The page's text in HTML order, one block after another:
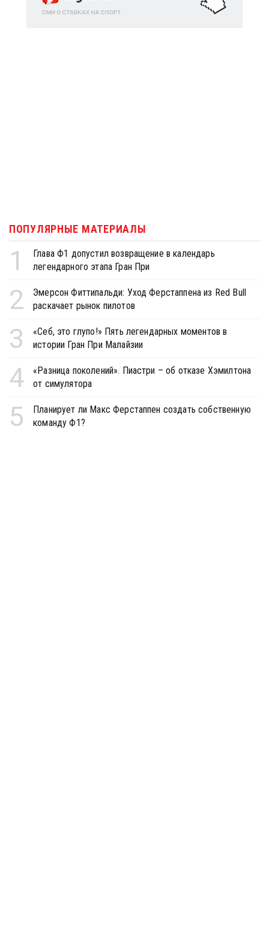
ПОПУЛЯРНЫЕ МАТЕРИАЛЫ
1
Глава Ф1 допустил возвращение в календарь
легендарного этапа Гран При
2
Эмерсон Фиттипальди: Уход Ферстаппена из Red Bull
раскачает рынок пилотов
3
«Себ, это глупо!» Пять легендарных моментов в
истории Гран При Малайзии
4
«Разница поколений». Пиастри – об отказе Хэмилтона
от симулятора
5
Планирует ли Макс Ферстаппен создать собственную
команду Ф1?